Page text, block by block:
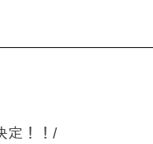
定！！/